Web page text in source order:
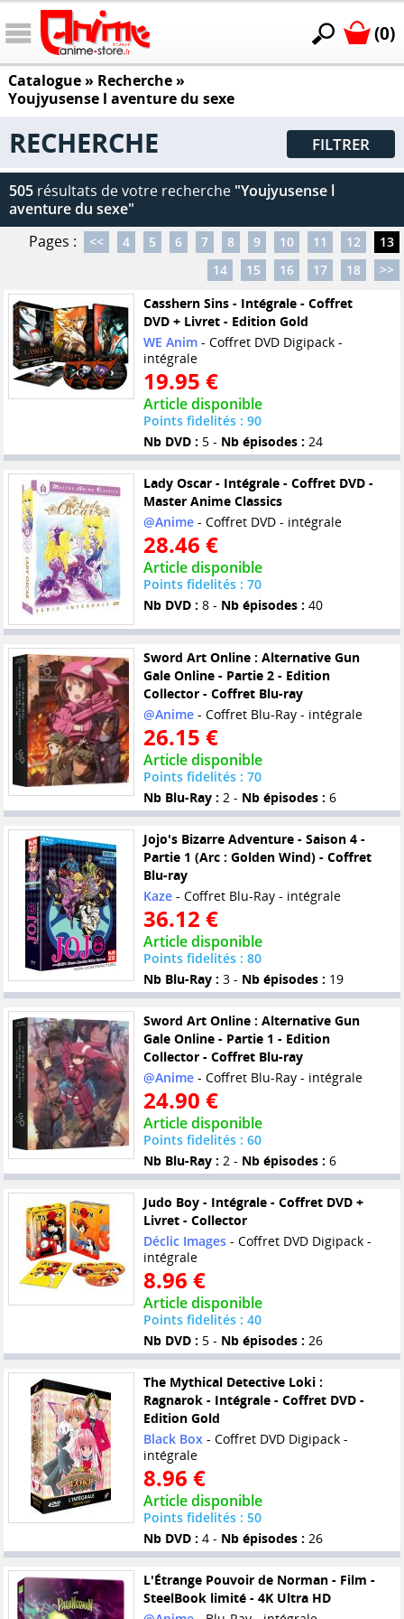
(0)
Catalogue» Recherche »
Youjyusense l aventure du sexe
RECHERCHE FILTRER
505 résultats de votre recherche "Youjyusense l
aventure du sexe"
Pages :
<< 4 5 6 7 8 9 10 11 12
13
14
15 16 17 18
>>
Casshern Sins - Intégrale - Coffret
DVD + Livret - Edition Gold
WE Anim- Coffret DVD Digipack -
intégrale
19.95 €
Article disponible
Points fidelités : 90
Nb DVD : 5 - Nb épisodes : 24
Lady Oscar - Intégrale - Coffret DVD -
Master Anime Classics
@Anime- Coffret DVD - intégrale
28.46 €
Article disponible
Points fidelités : 70
Nb DVD : 8 - Nb épisodes : 40
Sword Art Online : Alternative Gun
Gale Online - Partie 2 - Edition
Collector - Coffret Blu-ray
@Anime- Coffret Blu-Ray - intégrale
26.15 €
Article disponible
Points fidelités : 70
Nb Blu-Ray : 2 - Nb épisodes : 6
Jojo's Bizarre Adventure - Saison 4 -
Partie 1 (Arc : Golden Wind) - Coffret
Blu-ray
Kaze- Coffret Blu-Ray - intégrale
36.12 €
Article disponible
Points fidelités : 80
Nb Blu-Ray : 3 - Nb épisodes : 19
Sword Art Online : Alternative Gun
Gale Online - Partie 1 - Edition
Collector - Coffret Blu-ray
@Anime- Coffret Blu-Ray - intégrale
24.90 €
Article disponible
Points fidelités : 60
Nb Blu-Ray : 2 - Nb épisodes : 6
Judo Boy - Intégrale - Coffret DVD +
Livret - Collector
Déclic Images- Coffret DVD Digipack -
intégrale
8.96 €
Article disponible
Points fidelités : 40
Nb DVD : 5 - Nb épisodes : 26
The Mythical Detective Loki :
Ragnarok - Intégrale - Coffret DVD -
Edition Gold
Black Box- Coffret DVD Digipack -
intégrale
8.96 €
Article disponible
Points fidelités : 50
Nb DVD : 4 - Nb épisodes : 26
L'Étrange Pouvoir de Norman - Film -
SteelBook limité - 4K Ultra HD